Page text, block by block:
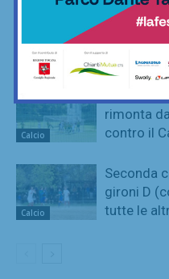
Pallamano
Il 21°
su Mugello
Calcio
rimonta
contro il
Calcio
Seconda
gironi D
tutte le